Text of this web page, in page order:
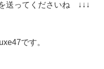
送ってくださいね ↓↓↓
です。